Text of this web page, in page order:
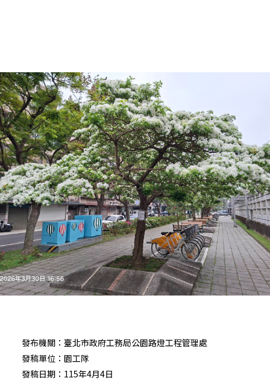
發布機關：臺北市政府工務局公園路燈工程管理處
發稿單位：園工隊
發稿日期：115年4月4日